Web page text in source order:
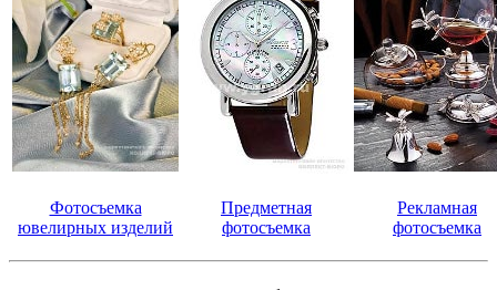
Фотосъемка
ювелирных изделий
Предметная
фотосъемка
Рекламная
фотосъемка